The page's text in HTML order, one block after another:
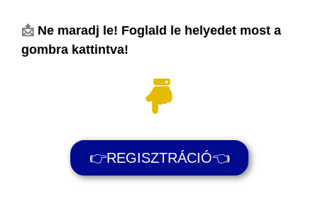
📩 Ne maradj le! Foglald le helyedet most a
gombra kattintva!
👉REGISZTRÁCIÓ👈